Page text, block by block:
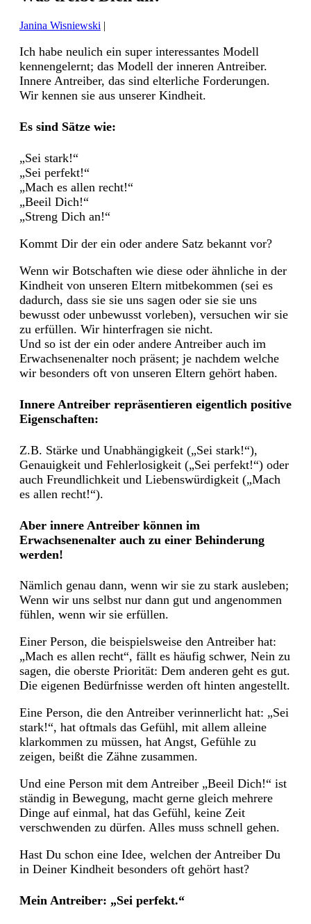
Janina Wisniewski |
Ich habe neulich ein super interessantes Modell
kennengelernt; das Modell der inneren Antreiber.
Innere Antreiber, das sind elterliche Forderungen.
Wir kennen sie aus unserer Kindheit.
Es sind Sätze wie:
„Sei stark!“
„Sei perfekt!“
„Mach es allen recht!“
„Beeil Dich!“
„Streng Dich an!“
Kommt Dir der ein oder andere Satz bekannt vor?
Wenn wir Botschaften wie diese oder ähnliche in der
Kindheit von unseren Eltern mitbekommen (sei es
dadurch, dass sie sie uns sagen oder sie sie uns
bewusst oder unbewusst vorleben), versuchen wir sie
zu erfüllen. Wir hinterfragen sie nicht.
Und so ist der ein oder andere Antreiber auch im
Erwachsenenalter noch präsent; je nachdem welche
wir besonders oft von unseren Eltern gehört haben.
Innere Antreiber repräsentieren eigentlich positive
Eigenschaften:
Z.B. Stärke und Unabhängigkeit („Sei stark!“),
Genauigkeit und Fehlerlosigkeit („Sei perfekt!“) oder
auch Freundlichkeit und Liebenswürdigkeit („Mach
es allen recht!“).
Aber innere Antreiber können im
Erwachsenenalter auch zu einer Behinderung
werden!
Nämlich genau dann, wenn wir sie zu stark ausleben;
Wenn wir uns selbst nur dann gut und angenommen
fühlen, wenn wir sie erfüllen.
Einer Person, die beispielsweise den Antreiber hat:
„Mach es allen recht“, fällt es häufig schwer, Nein zu
sagen, die oberste Priorität: Dem anderen geht es gut.
Die eigenen Bedürfnisse werden oft hinten angestellt.
Eine Person, die den Antreiber verinnerlicht hat: „Sei
stark!“, hat oftmals das Gefühl, mit allem alleine
klarkommen zu müssen, hat Angst, Gefühle zu
zeigen, beißt die Zähne zusammen.
Und eine Person mit dem Antreiber „Beeil Dich!“ ist
ständig in Bewegung, macht gerne gleich mehrere
Dinge auf einmal, hat das Gefühl, keine Zeit
verschwenden zu dürfen. Alles muss schnell gehen.
Hast Du schon eine Idee, welchen der Antreiber Du
in Deiner Kindheit besonders oft gehört hast?
Mein Antreiber: „Sei perfekt.“